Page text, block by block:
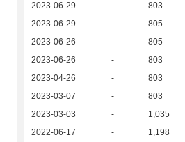
2023-06-29
- 803
2023-06-29
- 805
2023-06-26
- 805
2023-06-26
- 803
2023-04-26
- 803
2023-03-07
- 803
2023-03-03
- 1,035
2022-06-17
- 1,198